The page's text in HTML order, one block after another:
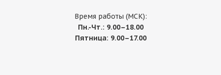
Время работы (МСК):
Пн.-Чт.: 9.00–18.00
Пятница: 9.00–17.00